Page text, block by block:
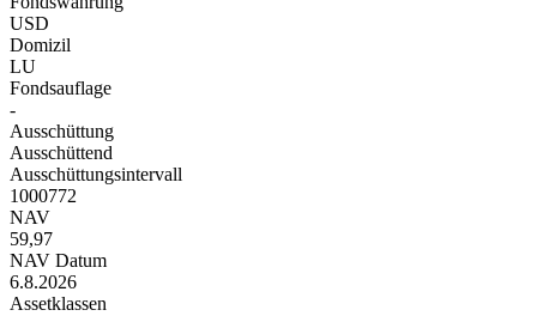
USD
Domizil
LU
Fondsauflage
-
Ausschüttung
Ausschüttend
Ausschüttungsintervall
1000772
NAV
59,97
NAV Datum
6.8.2026
Assetklassen